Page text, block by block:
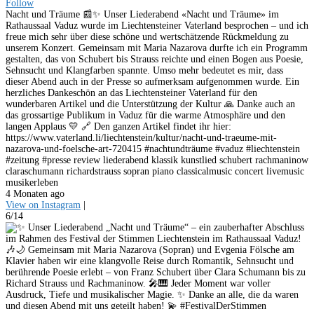
Follow
Nacht und Träume 📰✨ Unser Liederabend «Nacht und Träume» im
Rathaussaal Vaduz wurde im Liechtensteiner Vaterland besprochen – und ich
freue mich sehr über diese schöne und wertschätzende Rückmeldung zu
unserem Konzert. Gemeinsam mit Maria Nazarova durfte ich ein Programm
gestalten, das von Schubert bis Strauss reichte und einen Bogen aus Poesie,
Sehnsucht und Klangfarben spannte. Umso mehr bedeutet es mir, dass
dieser Abend auch in der Presse so aufmerksam aufgenommen wurde. Ein
herzliches Dankeschön an das Liechtensteiner Vaterland für den
wunderbaren Artikel und die Unterstützung der Kultur 🙏 Danke auch an
das grossartige Publikum in Vaduz für die warme Atmosphäre und den
langen Applaus 💛 🔗 Den ganzen Artikel findet ihr hier:
https://www.vaterland.li/liechtenstein/kultur/nacht-und-traeume-mit-
nazarova-und-foelsche-art-720415 #nachtundträume #vaduz #liechtenstein
#zeitung #presse review liederabend klassik kunstlied schubert rachmaninow
claraschumann richardstrauss sopran piano classicalmusic concert livemusic
musikerleben
4 Monaten ago
View on Instagram
6/14